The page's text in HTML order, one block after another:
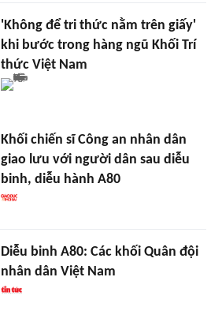
'Không để tri thức nằm trên giấy'
khi bước trong hàng ngũ Khối Trí
thức Việt Nam
Khối chiến sĩ Công an nhân dân
giao lưu với người dân sau diễu
binh, diễu hành A80
Diễu binh A80: Các khối Quân đội
nhân dân Việt Nam